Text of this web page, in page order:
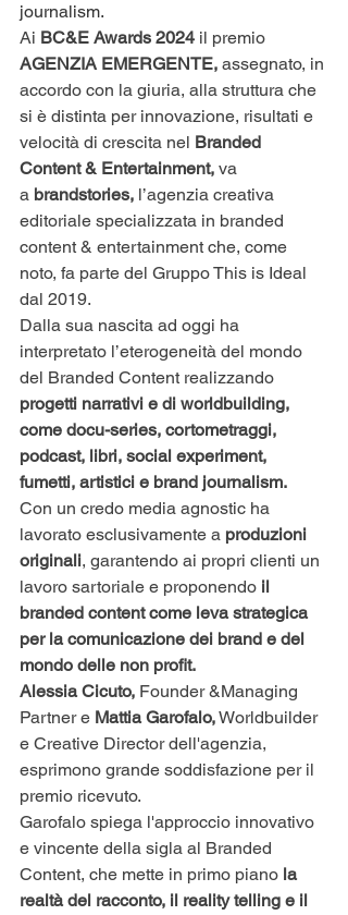
journalism.
Ai BC&E Awards 2024 il premio
AGENZIA EMERGENTE, assegnato, in
accordo con la giuria, alla struttura che
si è distinta per innovazione, risultati e
velocità di crescita nel Branded
Content & Entertainment, va
a brandstories, l’agenzia creativa
editoriale specializzata in branded
content & entertainment che, come
noto, fa parte del Gruppo This is Ideal
dal 2019.
Dalla sua nascita ad oggi ha
interpretato l’eterogeneità del mondo
del Branded Content realizzando
progetti narrativi e di worldbuilding,
come docu-series, cortometraggi,
podcast, libri, social experiment,
fumetti, artistici e brand journalism.
Con un credo media agnostic ha
lavorato esclusivamente a produzioni
originali, garantendo ai propri clienti un
lavoro sartoriale e proponendo il
branded content come leva strategica
per la comunicazione dei brand e del
mondo delle non profit.
Alessia Cicuto, Founder &Managing
Partner e Mattia Garofalo, Worldbuilder
e Creative Director dell'agenzia,
esprimono grande soddisfazione per il
premio ricevuto.
Garofalo spiega l'approccio innovativo
e vincente della sigla al Branded
Content, che mette in primo piano la
realtà del racconto, il reality telling e il